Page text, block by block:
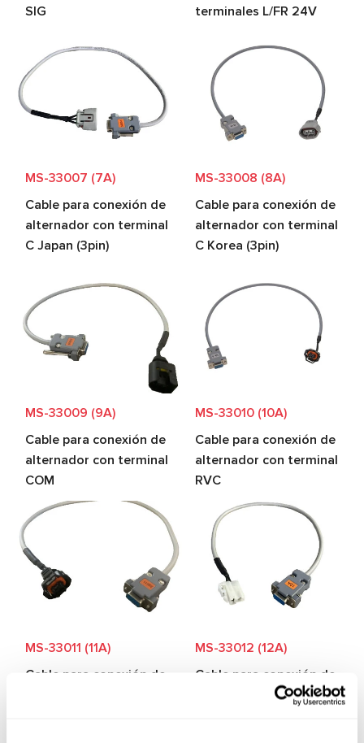
SIG
terminales L/FR 24V
MS-33007 (7A)
Cable para conexión de
alternador con terminal
C Japan (3pin)
MS-33008 (8A)
Cable para conexión de
alternador con terminal
C Korea (3pin)
MS-33009 (9A)
Cable para conexión de
alternador con terminal
COM
MS-33010 (10A)
Cable para conexión de
alternador con terminal
RVC
MS-33011 (11A)
Cable para conexión de
MS-33012 (12A)
Cable para conexión de
alternador con